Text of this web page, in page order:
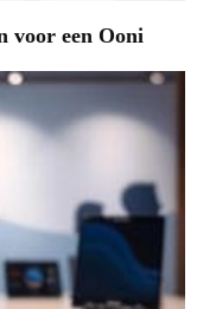
voor een Ooni